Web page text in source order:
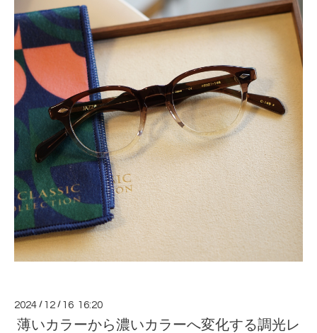
2024 / 12 / 16 16:20
薄いカラーから濃いカラーへ変化する調光レ